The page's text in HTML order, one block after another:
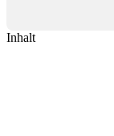
Inhalt